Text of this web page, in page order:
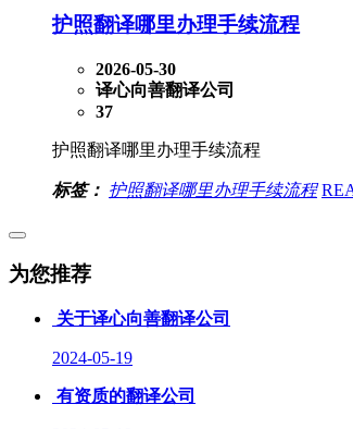
护照翻译哪里办理手续流程
2026-05-30
译心向善翻译公司
37
护照翻译哪里办理手续流程
标签： 护照翻译哪里办理手续流程
为您推荐
关于译心向善翻译公司
2024-05-19
有资质的翻译公司